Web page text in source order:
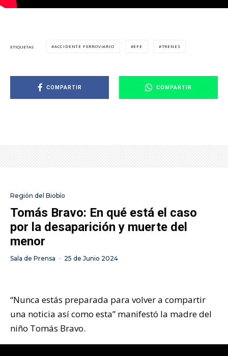
ETIQUETAS ACCIDENTE FERROVIARIO EFE TRENES
COMPARTIR COMPARTIR
Región del Biobío
Tomás Bravo: En qué está el caso
por la desaparición y muerte del
menor
Sala de Prensa · 25 de Junio 2024
“Nunca estás preparada para volver a compartir
una noticia así como esta” manifestó la madre del
niño Tomás Bravo.